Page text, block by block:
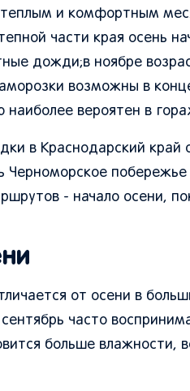
и комфортным
части края осень
дожди;в ноябре
возможны в
наиболее вероятен в
в Краснодарский край
побережье
- начало осени,
от осени в
часто
больше влажности,